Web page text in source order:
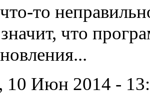
то
что
10 Июн 2014 -